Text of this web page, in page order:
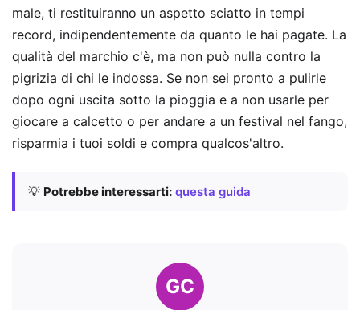
male, ti restituiranno un aspetto sciatto in tempi
record, indipendentemente da quanto le hai pagate. La
qualità del marchio c'è, ma non può nulla contro la
pigrizia di chi le indossa. Se non sei pronto a pulirle
dopo ogni uscita sotto la pioggia e a non usarle per
giocare a calcetto o per andare a un festival nel fango,
risparmia i tuoi soldi e compra qualcos'altro.
💡 Potrebbe interessarti: questa guida
GC